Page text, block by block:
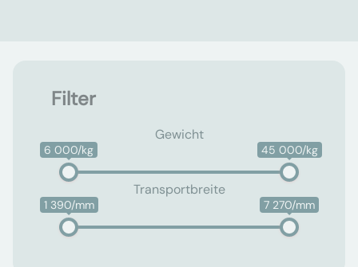
Filter
Gewicht
6 000/kg 45 000/kg
Transportbreite
1 390/mm 7 270/mm